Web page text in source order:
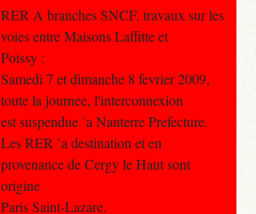
RER A branches SNCF, travaux sur les
voies entre Maisons Laffitte et
Poissy :
Samedi 7 et dimanche 8 fevrier 2009,
toute la journee, l'interconnexion
est suspendue `a Nanterre Prefecture.
Les RER `a destination et en
provenance de Cergy le Haut sont
origine
Paris Saint-Lazare.